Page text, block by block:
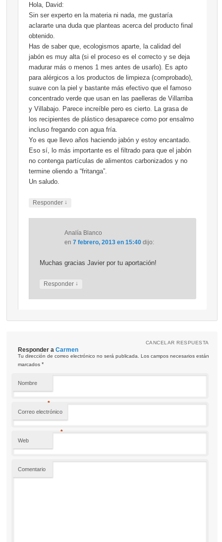
Hola, David:
Sin ser experto en la materia ni nada, me gustaría
aclararte una duda que planteas acerca del producto final
obtenido.
Has de saber que, ecologismos aparte, la calidad del
jabón es muy alta (si el proceso es el correcto y se deja
madurar más o menos 1 mes antes de usarlo). Es apto
para alérgicos a los productos de limpieza (comprobado),
suave con la piel y bastante más efectivo que el famoso
concentrado verde que usan en las paelleras de Villarriba
y Villabajo. Parece increíble pero es cierto. La grasa de
los recipientes de plástico desaparece como por ensalmo
incluso fregando con agua fría.
Yo es que llevo años haciendo jabón y estoy encantado.
Eso sí, lo más importante es el filtrado para que el jabón
no contenga partículas de alimentos carbonizados y no
termine oliendo a “fritanga”.
Un saludo.
Responder ↓
Analía Blanco
en 7 febrero, 2013 en 15:40 dijo:
Muchas gracias Javier por tu aportación!
Responder ↓
Responder a Carmen
CANCELAR RESPUESTA
Tu dirección de correo electrónico no será publicada. Los campos necesarios están
marcados *
Nombre
*
Correo electrónico
*
Web
Comentario